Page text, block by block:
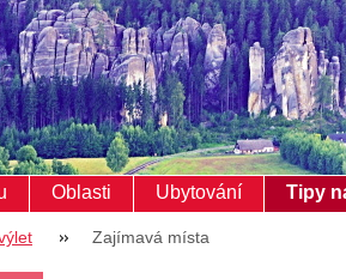
Oblasti Ubytování Tipy
Zajímavá místa